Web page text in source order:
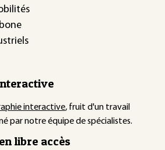
interactive, fruit d'un travail
par notre équipe de spécialistes.
libre accès